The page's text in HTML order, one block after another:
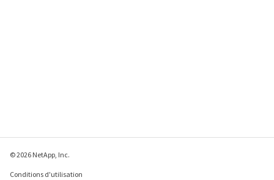
© 2026 NetApp, Inc.
Conditions d'utilisation